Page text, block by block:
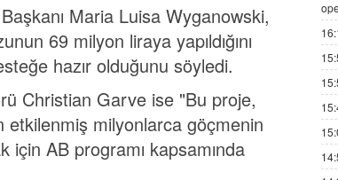
Maria Luisa Wyganowski,
69 milyon liraya yapıldığını
hazır olduğunu söyledi.
Christian Garve ise "Bu proje,
milyonlarca göçmenin
için AB programı kapsamında